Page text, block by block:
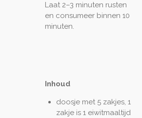
Laat 2–3 minuten rusten
en consumeer binnen 10
minuten.
Inhoud
doosje met 5 zakjes, 1
zakje is 1 eiwitmaaltijd